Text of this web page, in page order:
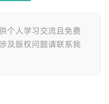
个人学习交流且免费
及版权问题请联系我